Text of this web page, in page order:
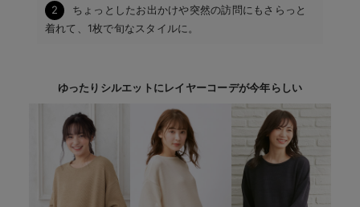
2
ちょっとしたお出かけや突然の訪問にもさらっと
着れて、1枚で旬なスタイルに。
ゆったりシルエットにレイヤーコーデが今年らしい